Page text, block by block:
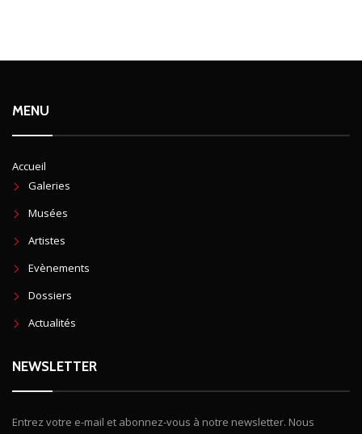
MENU
Accueil
Galeries
Musées
Artistes
Evènements
Dossiers
Actualités
NEWSLETTER
Entrez votre e-mail et abonnez-vous à notre newsletter. Nous